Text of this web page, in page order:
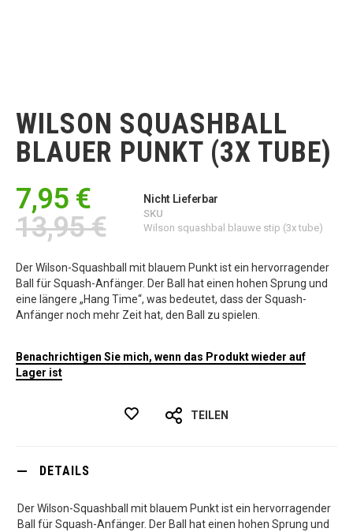
Bildgalerie
springen
WILSON SQUASHBALL
BLAUER PUNKT (3X TUBE)
7,95 €
13,95 €
Nicht Lieferbar
SKU
Wilson squashbal blauwe stip (3x tube)
Der Wilson-Squashball mit blauem Punkt ist ein hervorragender
Ball für Squash-Anfänger. Der Ball hat einen hohen Sprung und
eine längere „Hang Time“, was bedeutet, dass der Squash-
Anfänger noch mehr Zeit hat, den Ball zu spielen.
Benachrichtigen Sie mich, wenn das Produkt wieder auf
Lager ist
TEILEN
DETAILS
Der Wilson-Squashball mit blauem Punkt ist ein hervorragender
Ball für Squash-Anfänger. Der Ball hat einen hohen Sprung und